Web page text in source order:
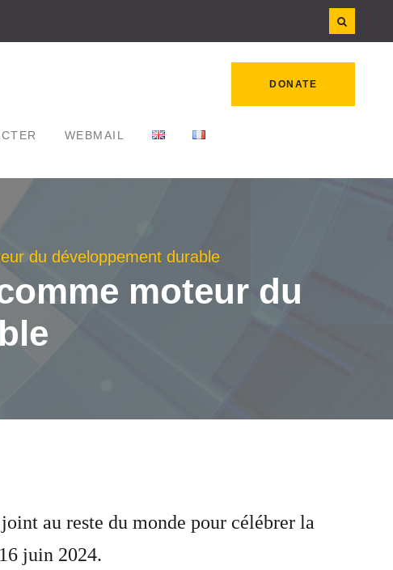
DONATE
WEBMAIL
du développement durable
moteur du
au reste du monde pour célébrer la
juin 2024.